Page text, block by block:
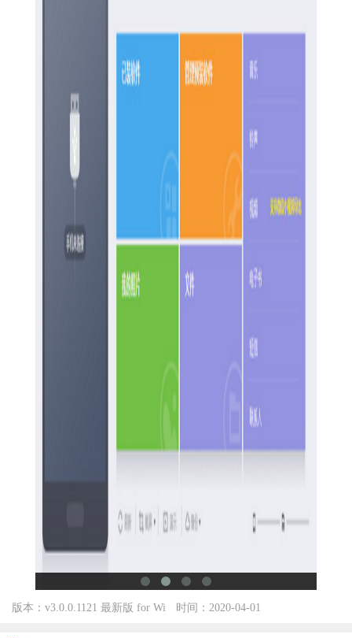
版本：v3.0.0.1121 最新版 for Wi
时间：2020-04-01